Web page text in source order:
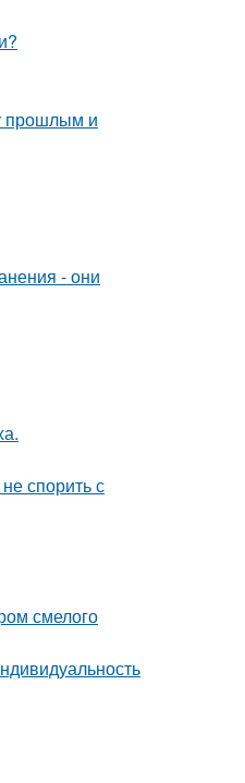
прошлым и
- они
спорить с
смелого